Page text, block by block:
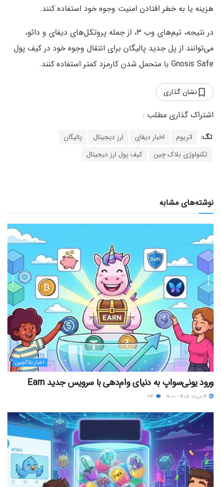
هزینه یا به خطر افتادن امنیت وجوه خود استفاده کنند.
در نتیجه، تیم‌های وب ۳، از جمله پروتکل‌های دیفای و دائو،
می‌توانند از پل جدید پالیگان برای انتقال وجوه خود در کیف پول
Gnosis Safe با متحمل شدن کارمزد کمتر استفاده کنند.
نشان گذاری
تگ: اتریوم اخبار دیفای ارز دیجیتال
پالیگان
تکنولوژی بلاک چین
کیف پول ارز دیجیتال
نوشته‌های مشابه
اخبار بلاکچین
ورود یونی‌سواپ به دنیای وام‌دهی با سرویس جدید Earn